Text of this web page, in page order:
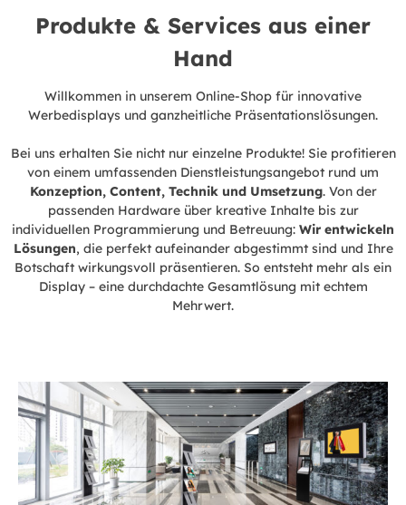
Produkte & Services aus einer
Hand
Willkommen in unserem Online-Shop für innovative
Werbedisplays und ganzheitliche Präsentationslösungen.
Bei uns erhalten Sie nicht nur einzelne Produkte! Sie profitieren
von einem umfassenden Dienstleistungsangebot rund um
Konzeption, Content, Technik und Umsetzung. Von der
passenden Hardware über kreative Inhalte bis zur
individuellen Programmierung und Betreuung: Wir entwickeln
Lösungen, die perfekt aufeinander abgestimmt sind und Ihre
Botschaft wirkungsvoll präsentieren. So entsteht mehr als ein
Display – eine durchdachte Gesamtlösung mit echtem
Mehrwert.